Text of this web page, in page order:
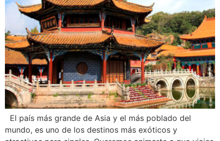
El país más grande de Asia y el más poblado del
mundo, es uno de los destinos más exóticos y